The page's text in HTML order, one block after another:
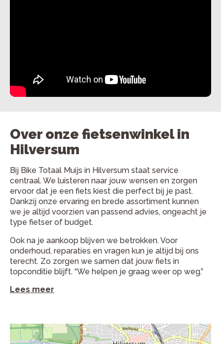
Over onze fietsenwinkel in
Hilversum
Bij Bike Totaal Muijs in Hilversum staat service
centraal. We luisteren naar jouw wensen en zorgen
ervoor dat je een fiets kiest die perfect bij je past.
Dankzij onze ervaring en brede assortiment kunnen
we je altijd voorzien van passend advies, ongeacht je
type fietser of budget.
Ook na je aankoop blijven we betrokken. Voor
onderhoud, reparaties en vragen kun je altijd bij ons
terecht. Zo zorgen we samen dat jouw fiets in
topconditie blijft. “We helpen je graag weer op weg.”
Lees meer